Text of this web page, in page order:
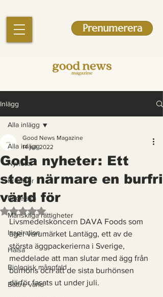
Prenumerera
Inlägg
Alla inlägg
Nyheter
Krönikor
Engelska
Mänskliga rättigheter
Inspiration
Hälsa
Biologisk mångfald
Bättre värld
Alla inlägg
Goda nyheter: Ett
steg närmare en burfri
värld för
Good News Magazine
14 juli 2022
Betygsatt till NaN av 5 stjärnor.
Livsmedelskoncern DAVA Foods som
äger varumärket Lantägg, ett av de
största äggpackerierna i Sverige,
meddelade att man slutar med ägg från
burhöns och att de sista burhönsen
därför fasats ut under juli.